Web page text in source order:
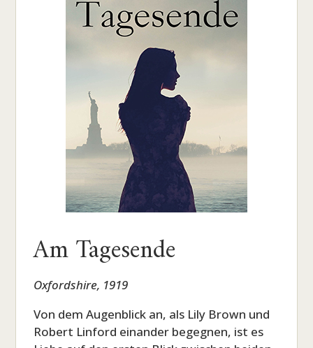
Am Tagesende
Oxfordshire, 1919
Von dem Augenblick an, als Lily Brown und
Robert Linford einander begegnen, ist es